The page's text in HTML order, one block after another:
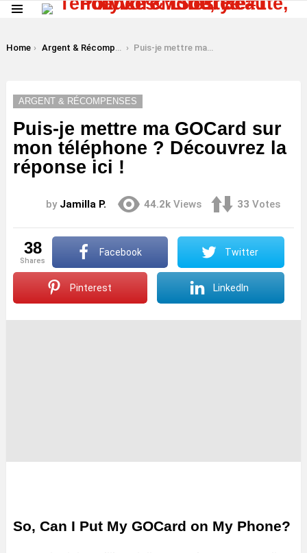
You are here:
Home Argent & Récompenses Puis-je mettre ma GOCard sur mon téléphone ? Découvrez la réponse ici !
ARGENT & RÉCOMPENSES
Puis-je mettre ma GOCard sur
mon téléphone ? Découvrez la
réponse ici !
by Jamilla P. 44.2k Views 33 Votes
38
shares
Facebook Twitter
Pinterest LinkedIn
So, Can I Put My GOCard on My Phone?